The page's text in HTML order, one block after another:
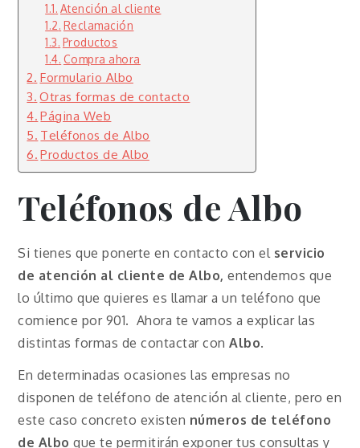
Atención al cliente
Reclamación
Productos
Compra ahora
Formulario Albo
Otras formas de contacto
Página Web
Teléfonos de Albo
Productos de Albo
Teléfonos deAlbo
Si tienes que ponerte en contacto con el servicio
de atención al cliente deAlbo, entendemos que
lo último que quieres es llamar a un teléfono que
comience por 901. Ahora te vamos a explicar las
distintas formas de contactar conAlbo.
En determinadas ocasiones las empresas no
disponen de teléfono de atención al cliente, pero en
este caso concreto existen números de teléfono
de Albo que te permitirán exponer tus consultas y